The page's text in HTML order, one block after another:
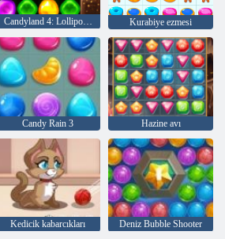
Candyland 4: Lollipop Bahçesi Kurabiye ezmesi
Candy Rain 3 Hazine avı
Kedicik kabarcıkları Deniz Bubble Shooter